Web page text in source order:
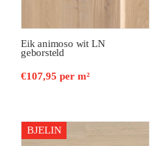
Eik animoso wit LN
geborsteld
€107,95 per m²
BJELIN